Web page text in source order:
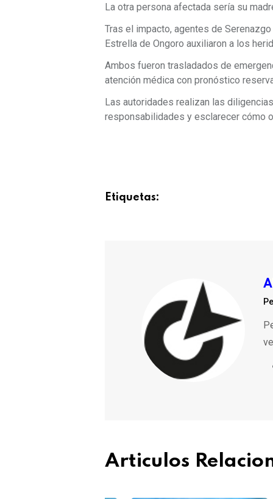
La otra persona afectada sería su
Tras el impacto, agentes de
Estrella de Ongoro auxiliaron a los
Ambos fueron trasladados de
atención médica con pronóstico
Las autoridades realizan las
responsabilidades y esclarecer cómo
Etiquetas:
Articulos